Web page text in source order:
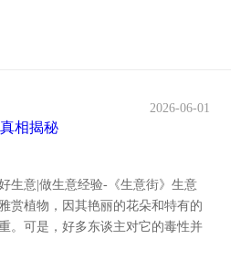
相揭秘
2026-06-01
生意|做生意经验-《生意街》生意
赏植物，因其艳丽的花朵和特有的
。可是，好多东谈主对它的毒性并